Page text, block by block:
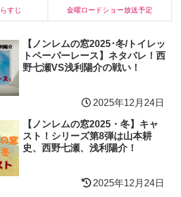
すじ 金曜ロードショー放送予定
【ノンレムの窓2025･冬/トイレッ
トペーパーレース】ネタバレ！西
野七瀬VS浅利陽介の戦い！
2025年12月24日
【ノンレムの窓2025・冬】キャ
スト！シリーズ第8弾は山本耕
史、西野七瀬、浅利陽介！
2025年12月24日